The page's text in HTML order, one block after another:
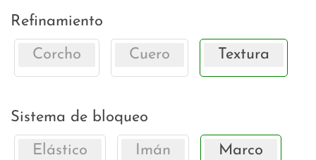
Refinamiento
Corcho Cuero Textura
Sistema de bloqueo
Elástico Imán Marco